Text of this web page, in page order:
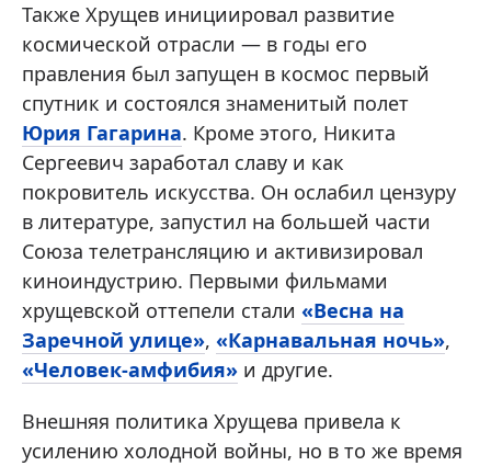
Также Хрущев инициировал развитие
космической отрасли — в годы его
правления был запущен в космос первый
спутник и состоялся знаменитый полет
Юрия Гагарина. Кроме этого, Никита
Сергеевич заработал славу и как
покровитель искусства. Он ослабил цензуру
в литературе, запустил на большей части
Союза телетрансляцию и активизировал
киноиндустрию. Первыми фильмами
хрущевской оттепели стали «Весна на
Заречной улице», «Карнавальная ночь»,
«Человек-амфибия» и другие.
Внешняя политика Хрущева привела к
усилению холодной войны, но в то же время